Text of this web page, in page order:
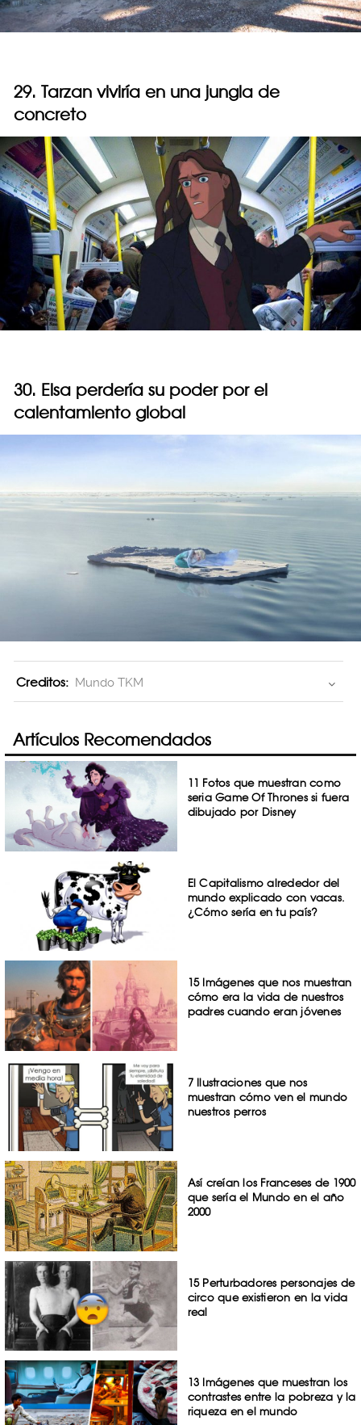
29. Tarzan viviría en una jungla de
concreto
30. Elsa perdería su poder por el
calentamiento global
Creditos: Mundo TKM
Artículos Recomendados
11 Fotos que muestran como
seria Game Of Thrones si fuera
dibujado por Disney
El Capitalismo alrededor del
mundo explicado con vacas.
¿Cómo sería en tu país?
15 Imágenes que nos muestran
cómo era la vida de nuestros
padres cuando eran jóvenes
7 Ilustraciones que nos
muestran cómo ven el mundo
nuestros perros
Así creían los Franceses de 1900
que sería el Mundo en el año
2000
15 Perturbadores personajes de
circo que existieron en la vida
real
13 Imágenes que muestran los
contrastes entre la pobreza y la
riqueza en el mundo